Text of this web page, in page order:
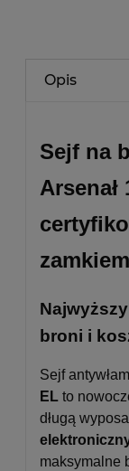
Opis
Sejf na
Arsenał
broni i
Sejf
EL to
długą
maksymalne